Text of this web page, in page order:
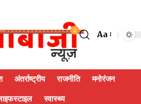
2 Aa
अंतर्राष्ट्रीय राजनीति मनोरंजन
स्वास्थ्य